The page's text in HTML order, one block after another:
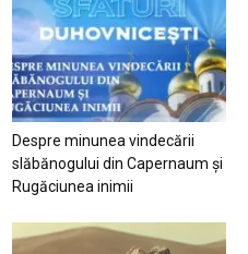
Despre minunea vindecării
slăbănogului din Capernaum și
Rugăciunea inimii